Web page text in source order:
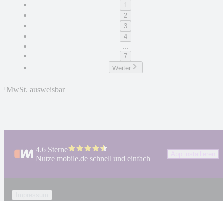
2
3
4
...
7
Weiter
¹MwSt. ausweisbar
4.6 Sterne
Nutze mobile.de schnell und einfach